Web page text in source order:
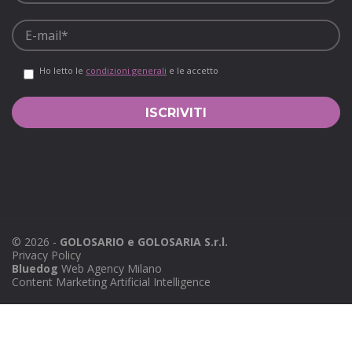
Ho letto le condizioni generali e le accetto
© 2026 - GOLOSARIO e GOLOSARIA S.r.l.
Privacy Policy
Bluedog Web Agency Milano
Content Marketing Artificial Intelligence